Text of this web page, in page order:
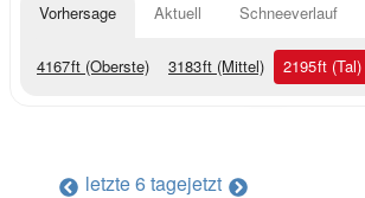
Vorhersage Aktuell Schneeverlauf
4167ft (Oberste) 3183ft (Mittel) 2195ft (Tal)
letzte 6 tagejetzt